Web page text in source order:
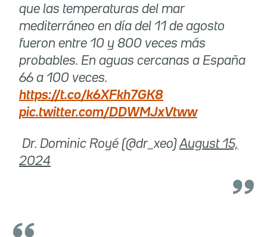
que las temperaturas del mar
mediterráneo en día del 11 de agosto
fueron entre 10 y 800 veces más
probables. En aguas cercanas a España
66 a 100 veces.
https://t.co/k6XFkh7GK8
pic.twitter.com/DDWMJxVtww
 Dr. Dominic Royé (@dr_xeo)August 15,
2024